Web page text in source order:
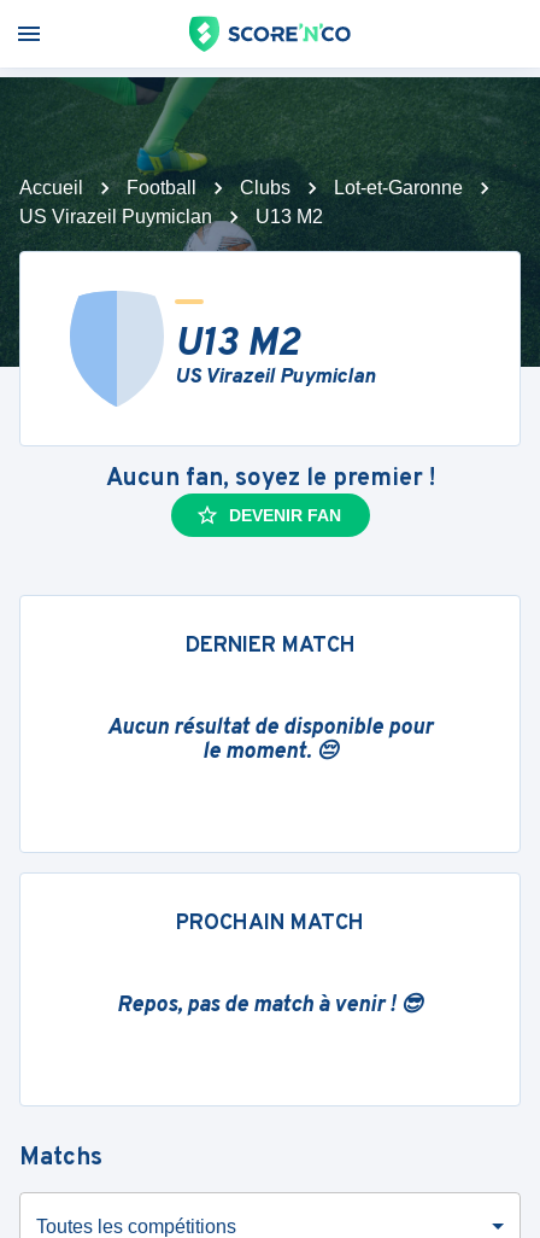
Accueil Football Clubs
Lot-et-Garonne
US Virazeil Puymiclan
U13 M2
U13 M2
US Virazeil Puymiclan
Aucun fan, soyez le premier !
DEVENIR FAN
DERNIER MATCH
Aucun résultat de disponible pour
le moment. 😔
PROCHAIN MATCH
Repos, pas de match à venir ! 😎
Matchs
Toutes les compétitions